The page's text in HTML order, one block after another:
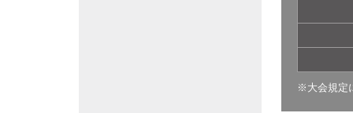
※大会規定